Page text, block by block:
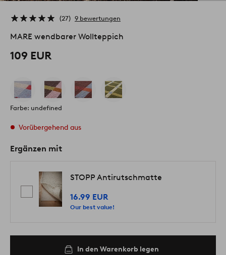
27 9 bewertungen
MARE wendbarer Wollteppich
109 EUR
Farbe: undefined
Vorübergehend aus
Ergänzen mit
STOPP Antirutschmatte
16.99 EUR
Our best value!
In den Warenkorb legen